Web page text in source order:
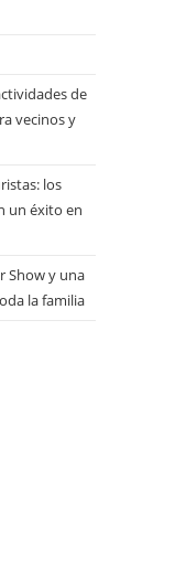
de
vecinos y
los
un éxito en
Show y una
la familia